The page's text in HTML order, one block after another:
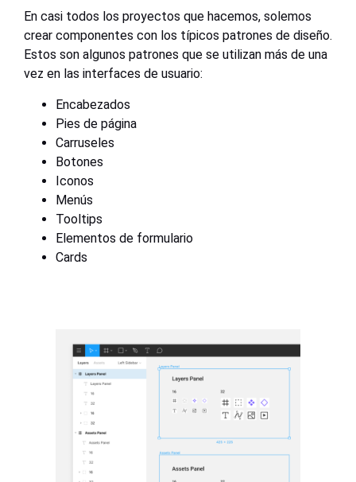
En casi todos los proyectos que hacemos, solemos
crear componentes con los típicos patrones de diseño.
Estos son algunos patrones que se utilizan más de una
vez en las interfaces de usuario:
Encabezados
Pies de página
Carruseles
Botones
Iconos
Menús
Tooltips
Elementos de formulario
Cards